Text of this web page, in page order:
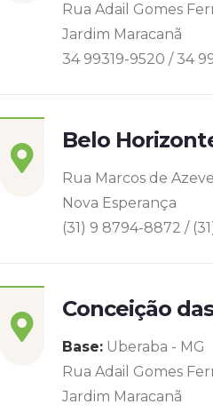
Rua Adail Gomes
Jardim Maracanã
34 99319-9520 / 34
Belo
Rua Marcos de
Nova Esperança
(31) 9 8794-8872 /
Conceição
Base: Uberaba - MG
Rua Adail Gomes
Jardim Maracanã